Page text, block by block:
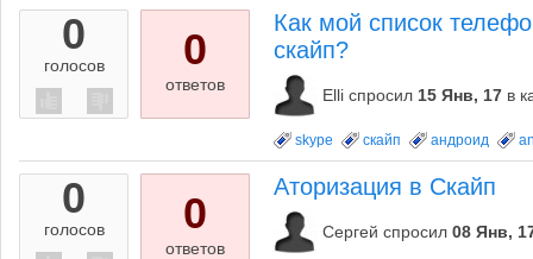
0
голосов 0
ответов
Как мой список
скайп?
Elli спросил 15 Янв, 17 в
skype скайп андроид
0
голосов 0
ответов
Аторизация в Скайп
Сергей спросил 08 Янв,